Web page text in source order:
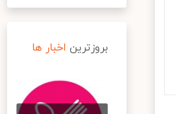
بروزترین اخبار ها